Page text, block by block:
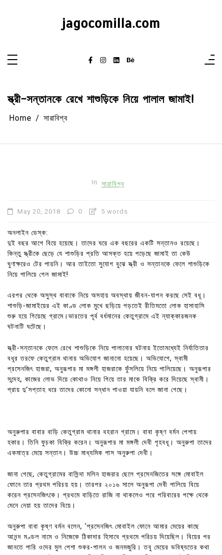
jagocomilla.com
স্ত্রী-সন্তানকে রেখে শাশুড়িকে নিয়ে পালাল জামাই!
Home সারাবিশ্ব
In সারাবিশ্ব
May 20, 2018 0 5 words
অনলাইন ডেস্ক:
দুই বছর আগে বিয়ে হয়েছে। তাদের ঘরে এক বছরের একটি সন্তানও রয়েছে।
কিন্তু স্ত্রীকে ছেড়ে যে শাশুড়ির প্রতি আসক্ত হয়ে পড়েছে জামাই তা কেউ
ঘুণাক্ষরেও টের পায়নি। আর তাইতো সুযোগ বুঝে স্ত্রী ও সন্তানকে ফেলে শাশুড়িকে
নিয়ে পালিয়ে গেল জামাই!
এরপর থেকে অসুস্থ বাবাকে নিয়ে অসহায় অবস্থায় জীবন-যাপন করছে সেই বধূ।
শাশুড়ি-জামাইয়ের এই কাণ্ড লোক মুখে ছড়িয়ে পড়তেই রীতিমতো লোক হাসাহাসি
শুরু হয়ে গিয়েছে গ্রামে।ভারতের পূর্ব বর্ধমানের কেতুগ্রামে এই ন্যাক্কারজনক
ঘটনাটি ঘটেছে।
স্ত্রী-সন্তানকে ফেলে রেখে শাশুড়িকে নিয়ে পালানোর ঘটনায় ইতোমধ্যেই নির্যাতিতার
বধূর তরফে কেতুগ্রাম থানায় অভিযোগ জানানো হয়েছে। অভিযোগে, স্বামী
প্রসেনজিৎ হাজরা, অনুরূপার মা মঙ্গলী হাজরাকে ফুঁসলিয়ে নিয়ে পালিয়েছে। অনুরূপার
সন্দেহ, কাজের লোভ দিয়ে কোথাও নিয়ে গিয়ে তার মাকে বিক্রি করে দিয়েছে স্বামী।
প্রায় দু’সপ্তাহ ধরে তাদের কোনো সন্ধান পাওয়া যায়নি বলে জানা গেছে।
অনুরুপার বাবার বাড়ি কেতুগ্রাম থানার বহরান গ্রামে। বাবা কৃষ্ণ বর্মন পেশায়
হকার। তিনি ফুচকা বিক্রি করেন। অনুরূপার মা মঙ্গলী দেবী গৃহবধূ। অনুরুপা তাদের
একমাত্র মেয়ে সন্তান। উচ্চ মাধ্যমিক পাস অনুরুপা দেবী।
জানা গেছে, কেতুগ্রামের বাসিন্দা মলিন হাজরার ছেলে প্রসেনজিতের সঙ্গে মোবাইল
ফোনে তার প্রথম পরিচয় হয়। তারপর ২০১৬ সালে অনুরূপা দেবী পালিয়ে বিয়ে
করেন প্রসেনজিৎকে। প্রথমে বাড়িতে রাজি না থাকলেও পরে পরিবারের পক্ষে থেকে
মেনে নেয়া হয় তাদের বিয়ে।
অনুরুপা বাবা কৃষ্ণ বর্মন বলেন, ‘প্রসেনজিৎ মোবাইল ফোনে আমার মেয়ের কাছে
আনন্দ মণ্ডল নামে ও নিজেকে ঠিকাদার হিসাবে প্রথমে পরিচয় দিয়েছিল। বিয়ের পর
জানতে পারি ওদের মুল পেশা শুকর-পালন ও জনমজুরি। তবু মেয়ের ভবিষ্যতের কথা